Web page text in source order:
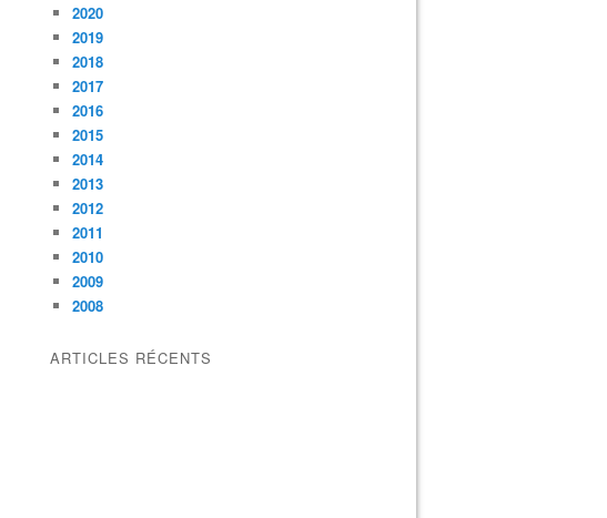
2020
2019
2018
2017
2016
2015
2014
2013
2012
2011
2010
2009
2008
ARTICLES RÉCENTS